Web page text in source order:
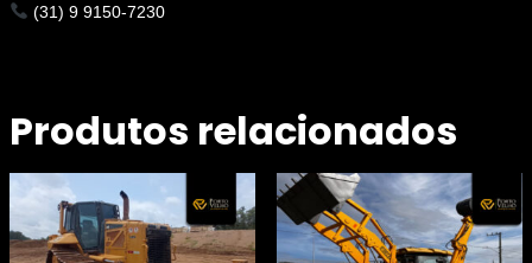
(31) 9 9150-7230
Produtos relacionados